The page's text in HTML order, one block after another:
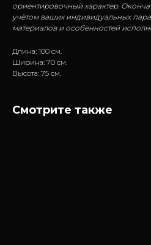
ориентировочный характер.
учётом ваших индивидуальных
материалов и особенностей
Длина: 100 см.
Ширина: 70 см.
Высота: 75 см.
Смотрите также